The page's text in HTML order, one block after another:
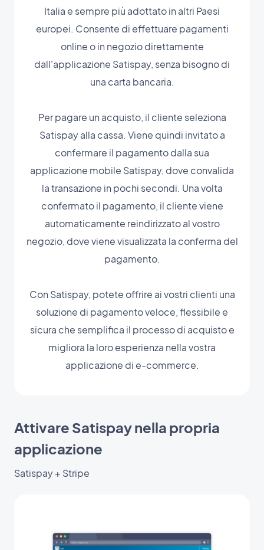
Italia e sempre più adottato in altri Paesi
europei. Consente di effettuare pagamenti
online o in negozio direttamente
dall'applicazione Satispay, senza bisogno di
una carta bancaria.
Per pagare un acquisto, il cliente seleziona
Satispay alla cassa. Viene quindi invitato a
confermare il pagamento dalla sua
applicazione mobile Satispay, dove convalida
la transazione in pochi secondi. Una volta
confermato il pagamento, il cliente viene
automaticamente reindirizzato al vostro
negozio, dove viene visualizzata la conferma del
pagamento.
Con Satispay, potete offrire ai vostri clienti una
soluzione di pagamento veloce, flessibile e
sicura che semplifica il processo di acquisto e
migliora la loro esperienza nella vostra
applicazione di e-commerce.
Attivare Satispay nella propria
applicazione
Satispay + Stripe